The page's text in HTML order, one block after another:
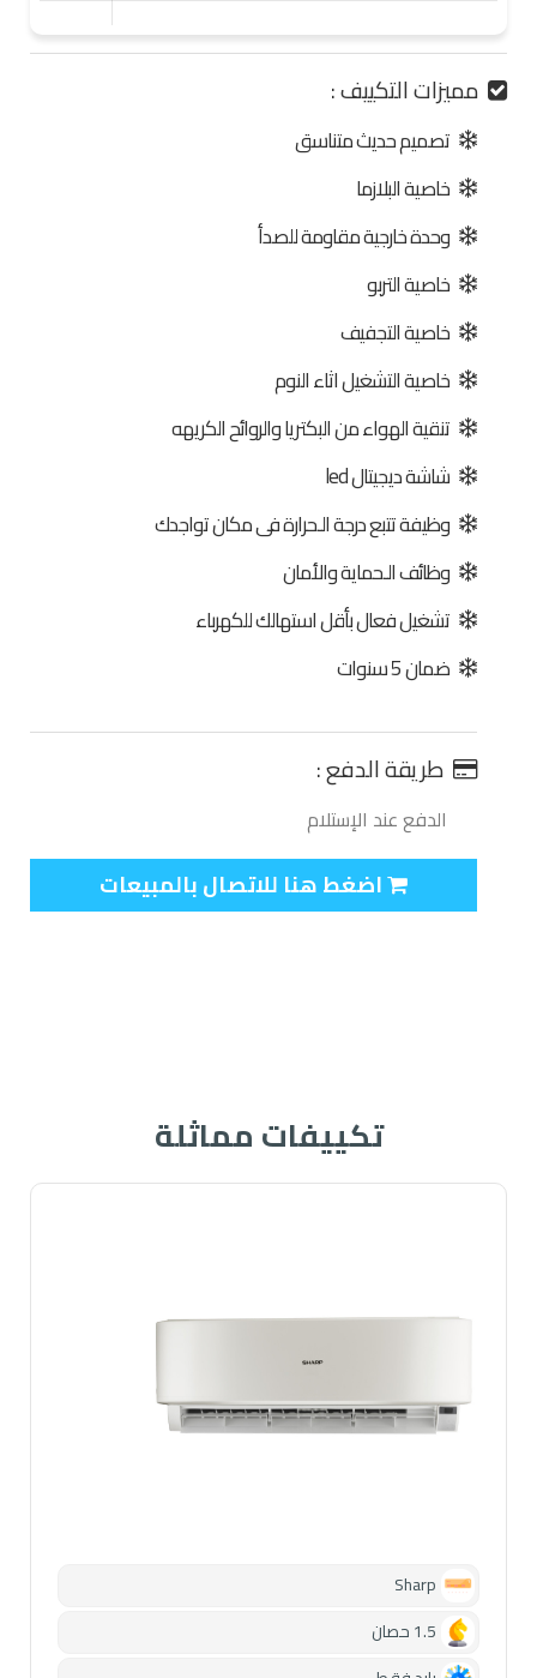
مميزات التكييف :
تصميم حديث متناسق
خاصية البلازما
وحدة خارجية مقاومة للصدأ
خاصية التربو
خاصية التجفيف
خاصية التشغيل اثاء النوم
تنقية الهواء من البكتريا والروائح الكريهه
شاشة ديجيتال led
وظيفة تتبع درجة الـحرارة فى مكان تواجدك
وظائف الـحماية والأمان
تشغيل فعال بأقل استهالك للكهرباء
ضمان 5 سنوات
طريقة الدفع :
الدفع عند الإستلام
اضغط هنا للاتصال بالمبيعات
تكييفات مماثلة